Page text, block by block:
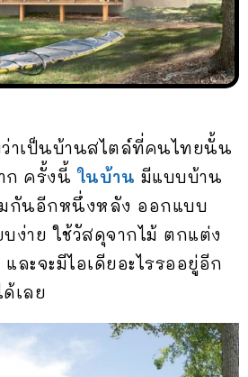
าเป็นบ้านสไตล์ที่คนไทยนั้น
ก ครั้งนี้ในบ้าน มีแบบบ้าน
มกันอีกหนึ่งหลัง ออกแบบ
ง่าย ใช้วัสดุจากไม้ ตกแต่ง
ละจะมีไอเดียอะไรรออยู่อีก
เลย